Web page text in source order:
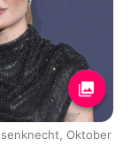
Oktober